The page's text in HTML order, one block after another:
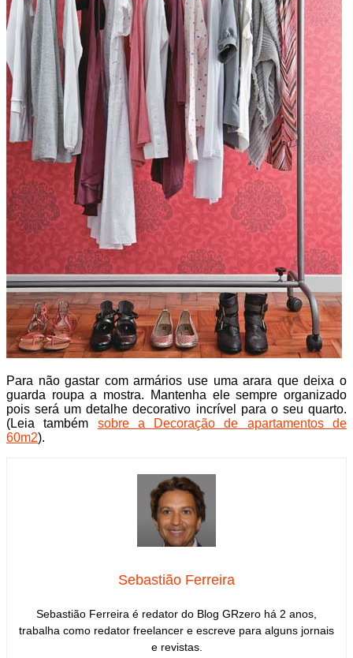
Para não gastar com armários use uma arara que deixa o
guarda roupa a mostra. Mantenha ele sempre organizado
pois será um detalhe decorativo incrível para o seu quarto.
(Leia também sobre a Decoração de apartamentos de
60m2).
Sebastião Ferreira
Sebastião Ferreira é redator do Blog GRzero há 2 anos,
trabalha como redator freelancer e escreve para alguns jornais
e revistas.